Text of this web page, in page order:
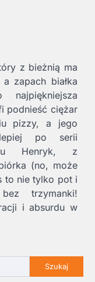
z bieżnią ma
zapach białka
podnieść ciężar
pizzy, a jego
po serii
Henryk, z
(no, może
to nie tylko pot i
trzymanki!
i absurdu w
Szukaj